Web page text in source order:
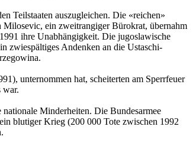
Teilstaaten auszugleichen. Die «reichen»
ein zweitrangiger Bürokrat, übernahm
ihre Unabhängigkeit. Die jugoslawische
zwiespältiges Andenken an die Ustaschi-
unternommen hat, scheiterten am Sperrfeuer
war.
Minderheiten. Die Bundesarmee
blutiger Krieg (200 000 Tote zwischen 1992